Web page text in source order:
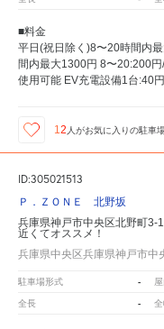
■料金
平日(祝日除く)8〜20時間内
間内最大1300円 8〜20:200
使用可能 EV充電設備1台:40
12 人がお気に入りの駐車
ID:305021513
Ｐ．ＺＯＮＥ 北野坂
兵庫県神戸市中央区北野町3-
近くてオススメ！
兵庫県中央区兵庫県神戸市中
駐車場形式 -
全長 -